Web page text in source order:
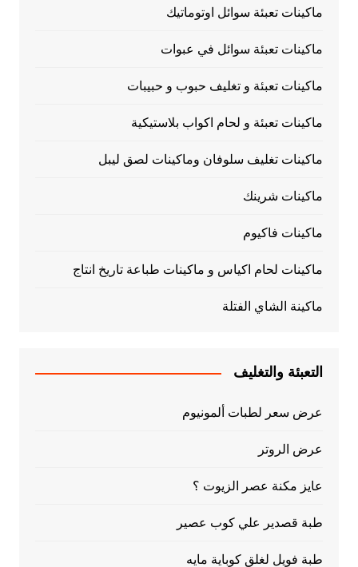
ماكينات تعبئة سوائل اوتوماتيك
ماكينات تعبئة سوائل في عبوات
ماكينات تعبئة و تغليف حبوب و حبيبات
ماكينات تعبئة و لحام اكواب بلاستيكية
ماكينات تغليف سلوفان وماكينات لصق ليبل
ماكينات شرينك
ماكينات فاكيوم
ماكينات لحام اكياس و ماكينات طباعة تاريخ انتاج
ماكينة الشاي الفتلة
التعبئة والتغليف
عرض سعر لطبات ألمونيوم
عرض الروتر
عايز مكنة عصر الزيوت ؟
طبة قصدير علي كوب عصير
طبة فويل لغلق كوباية مايه